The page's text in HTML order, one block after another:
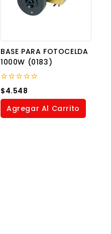
BASE PARA FOTOCELDA
1000W (0183)
0
out
of
$4.548
Agregar Al Carrito